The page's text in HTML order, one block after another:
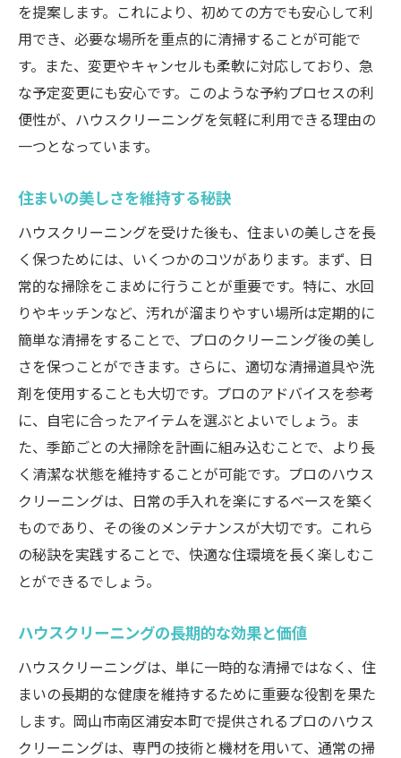
プロの技術で手の届かない場所も清掃可能なハ
ウスクリーニング
窓のサッシやカーテンのクリーニング
家具の裏や床下の徹底清掃
特別な機材を使ったクリーニング
清掃後のアフターケアの重要性
予約が簡単な岡山市南区のハウスクリーニング
サービスの活用法
オンライン予約システムの使い方
電話での予約時に確認すべきポイント
効率的な予約スケジュールの組み方
忙しい人におすすめの予約方法
予約キャンセルや変更のルール
サービス利用後のフィードバックの重要性
ハウスクリーニングで快適な空間を作るための
実践的なヒント
毎日の掃除を楽にする習慣
プロに学ぶ効果的な掃除順序
家族で取り組む掃除の楽しさ
クリーニングの頻度とタイミング
自宅でできる簡単なメンテナンス
を提案します。これにより、初めての方でも安心して利
用でき、必要な場所を重点的に清掃することが可能で
す。また、変更やキャンセルも柔軟に対応しており、急
な予定変更にも安心です。このような予約プロセスの利
便性が、ハウスクリーニングを気軽に利用できる理由の
一つとなっています。
住まいの美しさを維持する秘訣
ハウスクリーニングを受けた後も、住まいの美しさを長
く保つためには、いくつかのコツがあります。まず、日
常的な掃除をこまめに行うことが重要です。特に、水回
りやキッチンなど、汚れが溜まりやすい場所は定期的に
簡単な清掃をすることで、プロのクリーニング後の美し
さを保つことができます。さらに、適切な清掃道具や洗
剤を使用することも大切です。プロのアドバイスを参考
に、自宅に合ったアイテムを選ぶとよいでしょう。ま
た、季節ごとの大掃除を計画に組み込むことで、より長
く清潔な状態を維持することが可能です。プロのハウス
クリーニングは、日常の手入れを楽にするベースを築く
ものであり、その後のメンテナンスが大切です。これら
の秘訣を実践することで、快適な住環境を長く楽しむこ
とができるでしょう。
ハウスクリーニングの長期的な効果と価値
ハウスクリーニングは、単に一時的な清掃ではなく、住
まいの長期的な健康を維持するために重要な役割を果た
します。岡山市南区浦安本町で提供されるプロのハウス
クリーニングは、専門の技術と機材を用いて、通常の掃